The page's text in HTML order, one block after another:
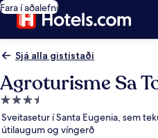
Fara í aðalefni
Sjá alla gististaði
Agroturisme Sa
3.5
stjörnu
gististaður
Sveitasetur í Santa Eugenia, sem
útilaugum og víngerð